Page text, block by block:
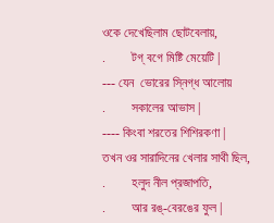
ওকে দেখেছিলাম ছোটবেলায়,
. টগ্ বগে মিষ্টি মেয়েটি |
--- যেন ভোরের স্নিগ্ধ আলোয়
. সকালের আভাস |
---- কিংবা শরতের শিশিরকণা |
তখন ওর সারাদিনের খেলার সাথী ছিল,
. হলুদ নীল প্রজাপতি,
. আর রঙ্-বেরঙের ফুল |